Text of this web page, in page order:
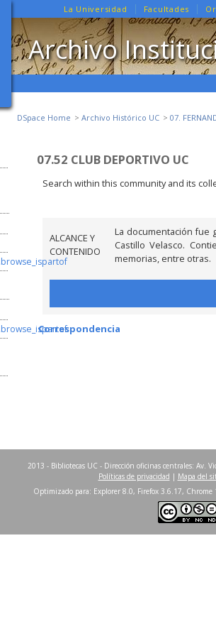
La Universidad Facultades
Archivo
DSpace Home Archivo Histórico UC 07.
07.52 CLUB DEPORTIVO UC
Search within this community and its
ALCANCE Y
CONTENIDO
La documentación fue
Castillo Velasco.
memorias, entre otras.
Correspondencia
2013 - Bibliotecas UC - Dirección oficinas centrales: Av.
Políticas de privacidad | Mapa del
Optimizado para: Explorer 8.0, Firefox 3.6.17,